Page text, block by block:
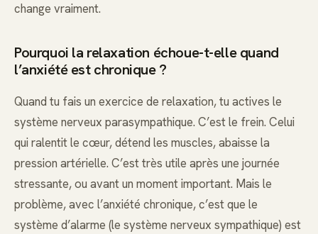
change vraiment.
Pourquoi la relaxation échoue-t-elle quand
l’anxiété est chronique ?
Quand tu fais un exercice de relaxation, tu actives le
système nerveux parasympathique. C’est le frein. Celui
qui ralentit le cœur, détend les muscles, abaisse la
pression artérielle. C’est très utile après une journée
stressante, ou avant un moment important. Mais le
problème, avec l’anxiété chronique, c’est que le
système d’alarme (le système nerveux sympathique) est